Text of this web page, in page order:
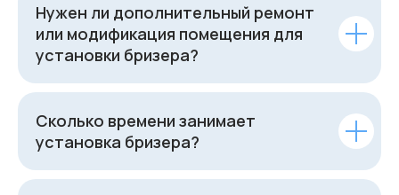
Нужен ли дополнительный ремонт
или модификация помещения для
установки бризера?
Сколько времени занимает
установка бризера?